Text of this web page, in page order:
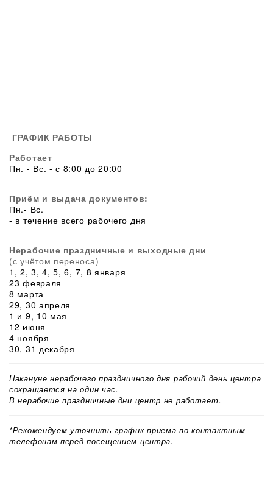
ГРАФИК РАБОТЫ
Работает
Пн. - Вс. - с 8:00 до 20:00
Приём и выдача документов:
Пн.- Вс.
- в течение всего рабочего дня
Нерабочие праздничные и выходные дни
(с учётом переноса)
1, 2, 3, 4, 5, 6, 7, 8 января
23 февраля
8 марта
29, 30 апреля
1 и 9, 10 мая
12 июня
4 ноября
30, 31 декабря
Накануне нерабочего праздничного дня рабочий день центра
сокращается на один час.
В нерабочие праздничные дни центр не работает.
*Рекомендуем уточнить график приема по контактным
телефонам перед посещением центра.